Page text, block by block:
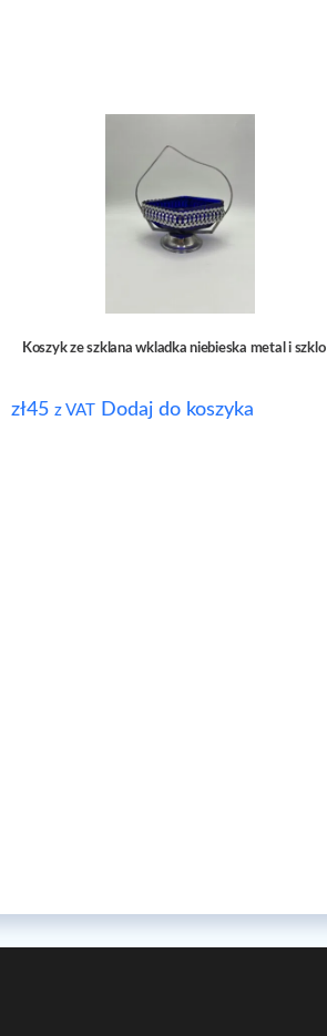
Koszyk ze szklana wkladka niebieska metal i szklo
zł45 z VAT Dodaj do koszyka